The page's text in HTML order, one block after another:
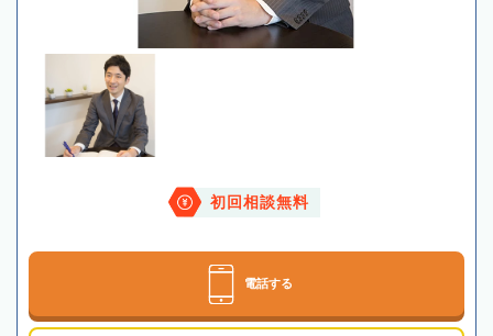
初回相談無料
電話する